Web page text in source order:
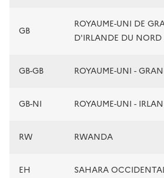
GB
ROYAUME-UNI DE
D'IRLANDE DU NORD
GB-GB ROYAUME-UNI -
GB-NI ROYAUME-UNI -
RW RWANDA
EH SAHARA